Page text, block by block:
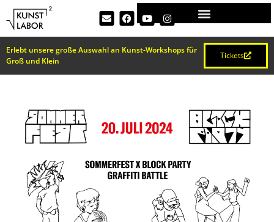
Erlebt unsere große Auswahl an Kunst-Workshops für
Groß und Klein
Tickets